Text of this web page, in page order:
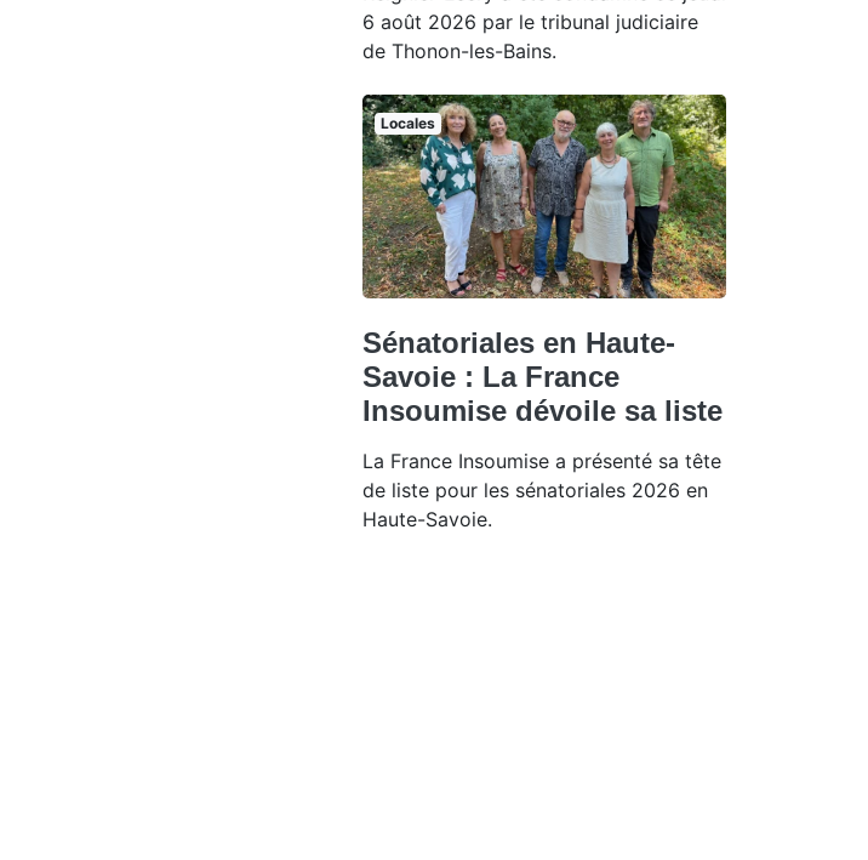
6 août 2026 par le tribunal judiciaire
de Thonon-les-Bains.
Locales
Sénatoriales en Haute-
Savoie : La France
Insoumise dévoile sa liste
La France Insoumise a présenté sa tête
de liste pour les sénatoriales 2026 en
Haute-Savoie.